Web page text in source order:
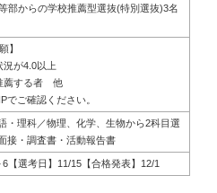
部からの学校推薦型選抜(特別選抜)3名
】
況が4.0以上
薦する者 他
でご確認ください。
・理科／物理、化学、生物から2科目選
接・調査書・活動報告書
6【選考日】11/15【合格発表】12/1